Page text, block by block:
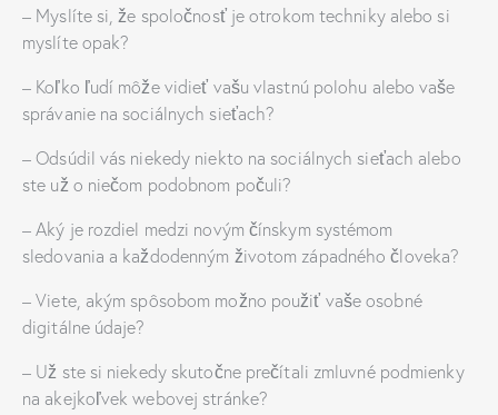
– Myslíte si, že spoločnosť je otrokom techniky alebo si
myslíte opak?
– Koľko ľudí môže vidieť vašu vlastnú polohu alebo vaše
správanie na sociálnych sieťach?
– Odsúdil vás niekedy niekto na sociálnych sieťach alebo
ste už o niečom podobnom počuli?
– Aký je rozdiel medzi novým čínskym systémom
sledovania a každodenným životom západného človeka?
– Viete, akým spôsobom možno použiť vaše osobné
digitálne údaje?
– Už ste si niekedy skutočne prečítali zmluvné podmienky
na akejkoľvek webovej stránke?